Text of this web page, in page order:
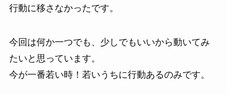
行動に移さなかったです。
今回は何か一つでも、少しでもいいから動いてみ
たいと思っています。
今が一番若い時！若いうちに行動あるのみです。